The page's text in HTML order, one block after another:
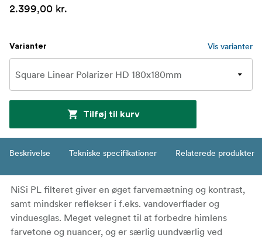
2.399,00 kr.
Varianter Vis varianter
Tilføj til kurv
Beskrivelse Tekniske specifikationer Relaterede produkter
NiSi PL filteret giver en øget farvemætning og kontrast,
samt mindsker reflekser i f.eks. vandoverflader og
vinduesglas. Meget velegnet til at forbedre himlens
farvetone og nuancer, og er særlig uundværlig ved